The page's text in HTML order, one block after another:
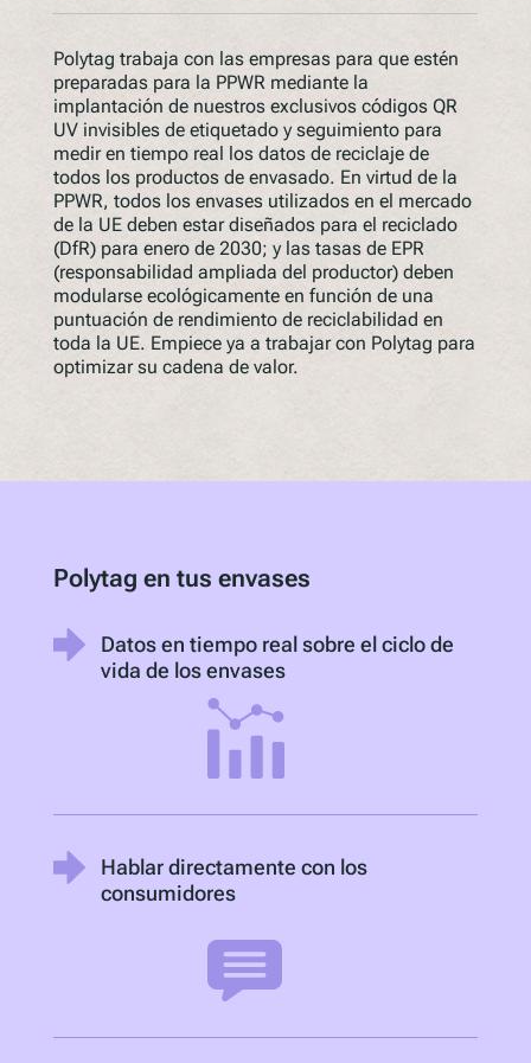
Polytag trabaja con las empresas para que estén
preparadas para la PPWR mediante la
implantación de nuestros exclusivos códigos QR
UV invisibles de etiquetado y seguimiento para
medir en tiempo real los datos de reciclaje de
todos los productos de envasado. En virtud de la
PPWR, todos los envases utilizados en el mercado
de la UE deben estar diseñados para el reciclado
(DfR) para enero de 2030; y las tasas de EPR
(responsabilidad ampliada del productor) deben
modularse ecológicamente en función de una
puntuación de rendimiento de reciclabilidad en
toda la UE. Empiece ya a trabajar con Polytag para
optimizar su cadena de valor.
Polytag en tus envases
Datos en tiempo real sobre el ciclo de
vida de los envases
Hablar directamente con los
consumidores